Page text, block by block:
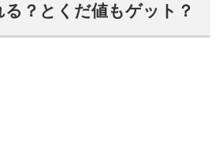
？とくだ値もゲット？